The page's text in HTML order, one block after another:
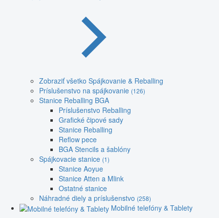
Zobraziť všetko Spájkovanie & Reballing
Príslušenstvo na spájkovanie (126)
Stanice Reballing BGA
Príslušenstvo Reballing
Grafické čipové sady
Stanice Reballing
Reflow pece
BGA Stencils a šablóny
Spájkovacie stanice (1)
Stanice Aoyue
Stanice Atten a Mlink
Ostatné stanice
Náhradné diely a príslušenstvo (258)
Mobilné telefóny & Tablety